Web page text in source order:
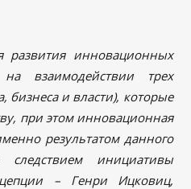
развития инновационных
на взаимодействии трех
бизнеса и власти), которые
при этом инновационная
результатом данного
инициативы
– Генри Ицковиц,